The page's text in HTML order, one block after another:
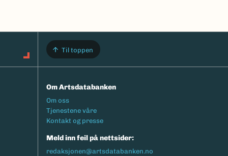
Til toppen
Om Artsdatabanken
Footermeny
Om oss
Tjenestene våre
Kontakt og presse
Meld inn feil på nettsider:
redaksjonen@artsdatabanken.no